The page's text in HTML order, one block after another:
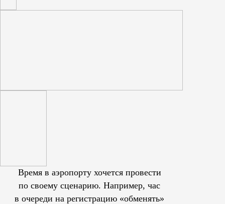
Время в аэропорту хочется провести
по своему сценарию. Например, час
в очереди на регистрацию «обменять»